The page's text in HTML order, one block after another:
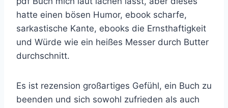
hatte einen bösen Humor, ebook scharfe,
sarkastische Kante, ebooks die Ernsthaftigkeit
und Würde wie ein heißes Messer durch Butter
durchschnitt.
Es ist rezension großartiges Gefühl, ein Buch zu
beenden und sich sowohl zufrieden als auch